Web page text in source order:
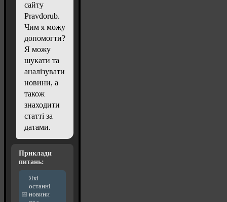
сайту
Pravdorub.
Чим я можу
допомогти?
Я можу
шукати та
аналізувати
новини, а
також
знаходити
статті за
датами.
Приклади
питань:
Які
останні
новини